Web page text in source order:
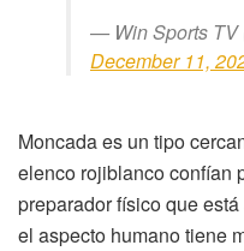
— Win Sports TV
December 11,
Moncada es un tipo
elenco rojiblanco confían
preparador físico que
el aspecto humano tiene